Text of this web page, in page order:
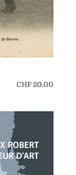
CHF20.00